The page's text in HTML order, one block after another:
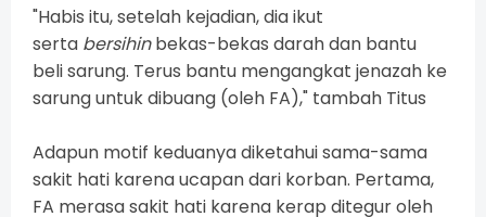
"Habis itu, setelah kejadian, dia ikut
serta bersihinbekas-bekas darah dan bantu
beli sarung. Terus bantu mengangkat jenazah ke
sarung untuk dibuang (oleh FA)," tambah Titus
Adapun motif keduanya diketahui sama-sama
sakit hati karena ucapan dari korban. Pertama,
FA merasa sakit hati karena kerap ditegur oleh